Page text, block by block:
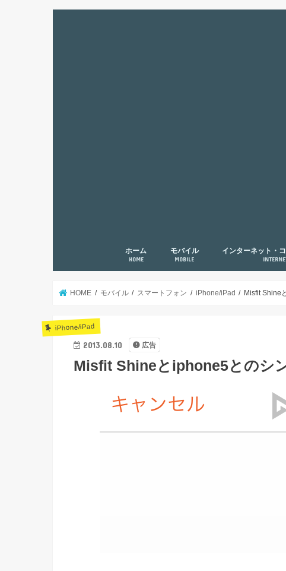
ホーム
HOME
モバイル
MOBILE
インターネット・
HOME モバイル スマートフォン iPhone/iPad Misfit Shine
iPhone/iPad
2013.08.10 広告
Misfit Shineとiphone5とのシ